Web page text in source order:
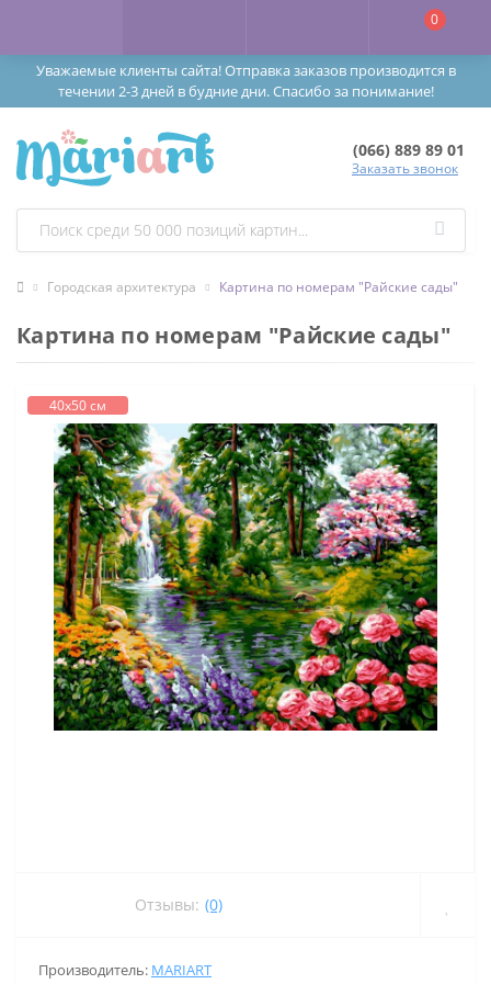
Уважаемые клиенты сайта! Отправка заказов производится в
течении 2-3 дней в будние дни. Спасибо за понимание!
0
(066) 889 89 01
Заказать звонок
Городская архитектура Картина по номерам "Райские сады"
Картина по номерам "Райские сады"
40х50 см
Отзывы: (0)
Производитель: MARIART